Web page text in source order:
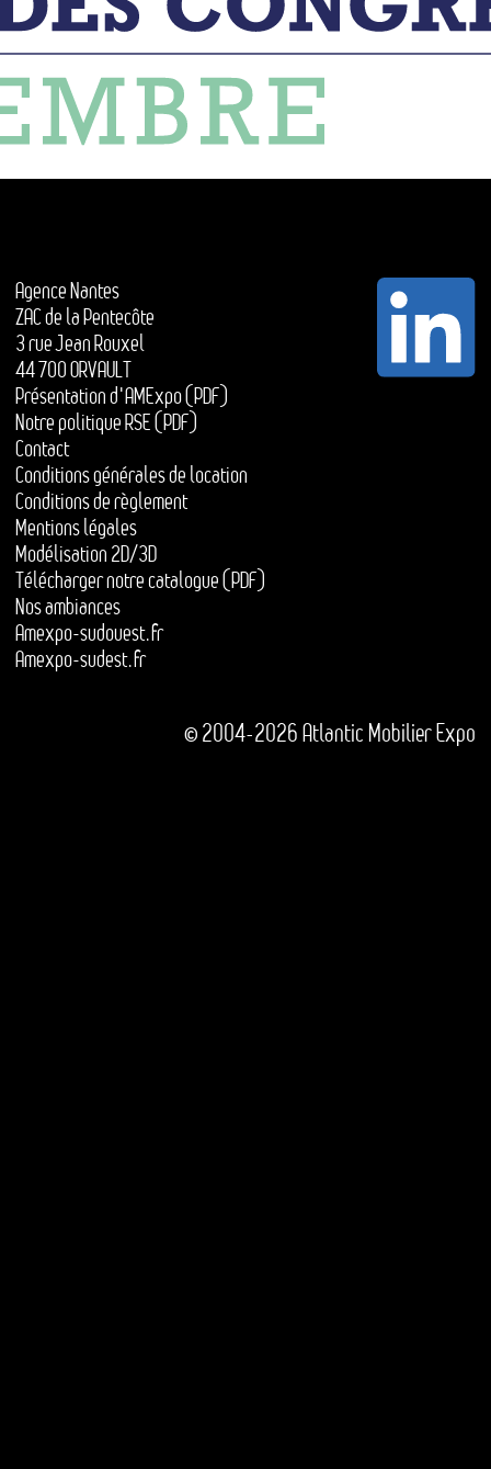
Agence Nantes
ZAC de la Pentecôte
3 rue Jean Rouxel
44 700 ORVAULT
Présentation d'AMExpo (PDF)
Notre politique RSE (PDF)
Contact
Conditions générales de location
Conditions de règlement
Mentions légales
Modélisation 2D/3D
Télécharger notre catalogue (PDF)
Nos ambiances
Amexpo-sudouest.fr
Amexpo-sudest.fr
© 2004-2026 Atlantic Mobilier Expo